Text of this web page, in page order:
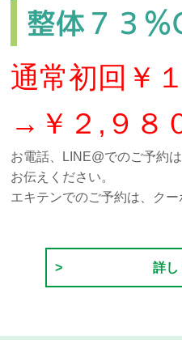
整体７３％
通常初回￥
→￥２,９８
お電話、LINE@でのご予約
お伝えください。
エキテンでのご予約は、クー
詳し